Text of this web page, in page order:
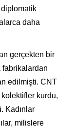
diplomatik
daha
gerçekten bir
fabrikalardan
edilmişti. CNT
kurdu,
Kadınlar
milislere